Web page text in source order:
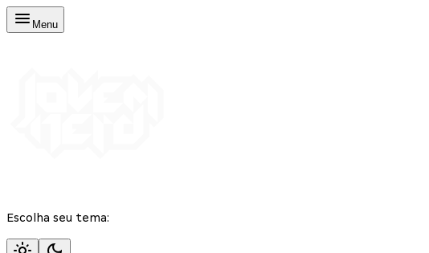
Menu
Escolha seu tema: